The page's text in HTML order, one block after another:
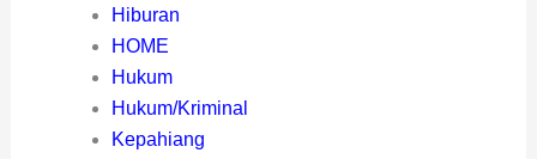
Hiburan
HOME
Hukum
Hukum/Kriminal
Kepahiang